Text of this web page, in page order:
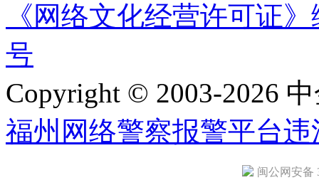
《网络文化经营许可证
号
Copyright © 2003-2026
福州网络警察报警平台违
闽公网安备